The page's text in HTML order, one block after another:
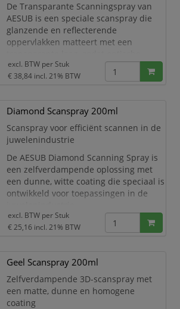
De Transparante Scanningspray van
AESUB is een speciale scanspray die
glanzende en reflecterende
oppervlakken matteert met een
scanners contouren en kleurwaarden
van het gemeten object nauwkeurig
verdwijnt, waardoor tijdrovende
reiniging overbodig wordt.
Specificaties:
Tra
excl. BTW per Stuk
€ 38,84 incl. 21% BTW
Diamond Scanspray 200ml
Scanspray voor efficiënt scannen in de
juwelenindustrie
De AESUB Diamond Scanning Spray is
een zelfverdampende oplossing met
een dunne, witte coating die speciaal is
ontwikkeld voor toepassingen in de
De spray is vrij van pigmenten en
titaniumdioxide en verdampt op
minuten, waardoor tijdrovende
reiniging als gevolg van
pigmentvervuiling niet meer nodig is.
Specificaties:
excl. BTW per Stuk
€ 25,16 incl. 21% BTW
Geel Scanspray 200ml
Zelfverdampende 3D-scanspray met
een matte, dunne en homogene
coating